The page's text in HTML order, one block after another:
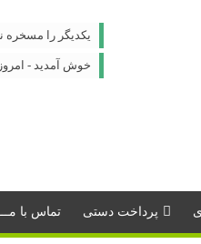
یكدیگر را مسخره
خوش آمدید - امروز : پنج
پرداخت دستی تماس با